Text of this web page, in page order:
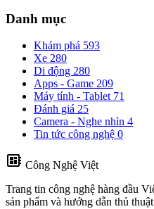
Danh mục
Khám phá 593
Xe 280
Di động 280
Apps - Game 209
Máy tính - Tablet 71
Đánh giá 25
Camera - Nghe nhìn 4
Tin tức công nghệ 0
developer_board Công Nghệ Việt
Trang tin công nghệ hàng đầu
sản phẩm và hướng dẫn thủ